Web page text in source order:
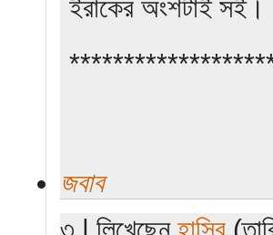
ইরাকের অংশটাই সই।
জবাব
৩ | লিখেছেন হাসিব